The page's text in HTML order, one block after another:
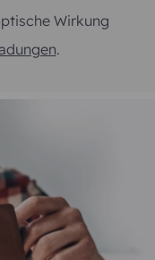
Wirkung
.